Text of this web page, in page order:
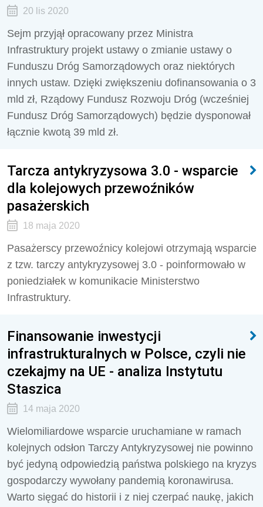
20 lis 2020
Sejm przyjął opracowany przez Ministra
Infrastruktury projekt ustawy o zmianie ustawy o
Funduszu Dróg Samorządowych oraz niektórych
innych ustaw. Dzięki zwiększeniu dofinansowania o 3
mld zł, Rządowy Fundusz Rozwoju Dróg (wcześniej
Fundusz Dróg Samorządowych) będzie dysponował
łącznie kwotą 39 mld zł.
Tarcza antykryzysowa 3.0 - wsparcie
dla kolejowych przewoźników
pasażerskich
18 maja 2020
Pasażerscy przewoźnicy kolejowi otrzymają wsparcie
z tzw. tarczy antykryzysowej 3.0 - poinformowało w
poniedziałek w komunikacie Ministerstwo
Infrastruktury.
Finansowanie inwestycji
infrastrukturalnych w Polsce, czyli nie
czekajmy na UE - analiza Instytutu
Staszica
14 maja 2020
Wielomiliardowe wsparcie uruchamiane w ramach
kolejnych odsłon Tarczy Antykryzysowej nie powinno
być jedyną odpowiedzią państwa polskiego na kryzys
gospodarczy wywołany pandemią koronawirusa.
Warto sięgać do historii i z niej czerpać naukę, jakich